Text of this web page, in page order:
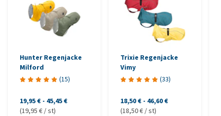
Hunter Regenjacke
Milford
(15)
19,95 € - 45,45 €
(19,95 € / st)
Trixie Regenjacke
Vimy
(33)
18,50 € - 46,60 €
(18,50 € / st)